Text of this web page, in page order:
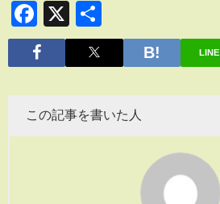
Facebook
X
有
LINE
この記事を書いた人